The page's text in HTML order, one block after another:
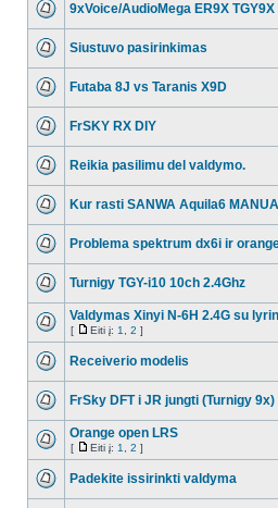
9xVoice/AudioMega ER9X
Siustuvo pasirinkimas
Futaba 8J vs Taranis X9D
FrSKY RX DIY
Reikia pasilimu del valdymo.
Kur rasti SANWA Aquila6
Problema spektrum dx6i ir
Turnigy TGY-i10 10ch 2.4Ghz
Valdymas Xinyi N-6H 2.4G su
[ Eiti į: 1 2 ]
Receiverio modelis
FrSky DFT i JR jungti (Turnigy 9x)
Orange open LRS
[ Eiti į: 1 2 ]
Padekite issirinkti valdyma